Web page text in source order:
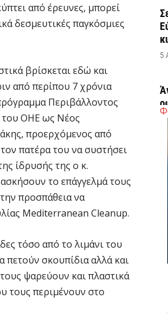
από έρευνες, μπορεί
δεσμευτικές παγκόσμιες
βρίσκεται εδώ και
από περίπου 7 χρόνια
Περιβάλλοντος
του ΟΗΕ ως Νέος
προερχόμενος από
πατέρα του να συστήσει
ίδρυσής της ο κ.
το επάγγελμά τους
προσπάθεια να
Mediterranean Cleanup.
τόσο από το λιμάνι του
πετούν σκουπίδια αλλά και
ψαρεύουν και πλαστικά
τους περιμένουν στο
5